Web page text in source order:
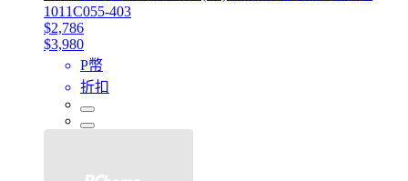
1011C055-403
$2,786
$3,980
P幣
折扣